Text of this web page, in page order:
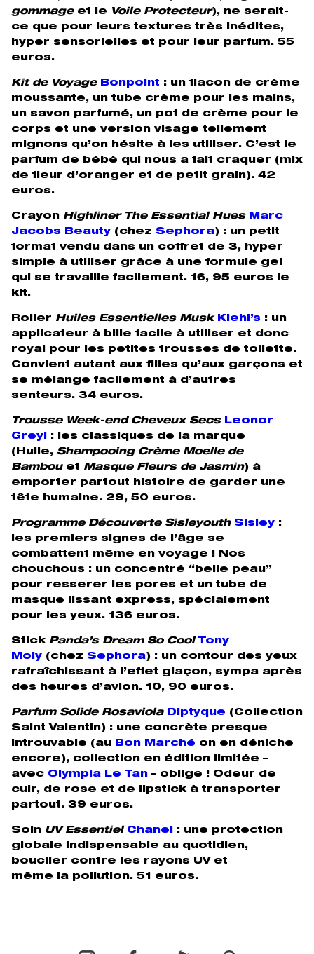
gommageet le Voile Protecteur), ne serait-
ce que pour leurs textures très inédites,
hyper sensorielles et pour leur parfum. 55
euros.
Kit de Voyage Bonpoint : un flacon de crème
moussante, un tube crème pour les mains,
un savon parfumé, un pot de crème pour le
corps et une version visage tellement
mignons qu’on hésite à les utiliser. C’est le
parfum de bébé qui nous a fait craquer (mix
de fleur d’oranger et de petit grain). 42
euros.
Crayon Highliner The Essential Hues Marc
Jacobs Beauty (chez Sephora) : un petit
format vendu dans un coffret de 3, hyper
simple à utiliser grâce à une formule gel
qui se travaille facilement. 16, 95 euros le
kit.
Roller Huiles Essentielles Musk Kiehl’s : un
applicateur à bille facile à utiliser et donc
royal pour les petites trousses de toilette.
Convient autant aux filles qu’aux garçons et
se mélange facilement à d’autres
senteurs. 34 euros.
Trousse Week-end Cheveux SecsLeonor
Greyl : les classiques de la marque
(Huile, Shampooing Crème Moelle de
Bambouet Masque Fleurs de Jasmin) à
emporter partout histoire de garder une
tête humaine. 29, 50 euros.
Programme Découverte Sisleyouth Sisley :
les premiers signes de l’âge se
combattent même en voyage ! Nos
chouchous : un concentré “belle peau”
pour resserer les pores et un tube de
masque lissant express, spécialement
pour les yeux. 136 euros.
Stick Panda’s Dream So Cool Tony
Moly (chez Sephora) : un contour des yeux
rafraîchissant à l’effet glaçon, sympa après
des heures d’avion. 10, 90 euros.
Parfum Solide Rosaviola Diptyque (Collection
Saint Valentin) : une concrète presque
introuvable (au Bon Marché on en déniche
encore), collection en édition limitée –
avec Olympia Le Tan – oblige ! Odeur de
cuir, de rose et de lipstick à transporter
partout. 39 euros.
Soin UV Essentiel Chanel : une protection
globale indispensable au quotidien,
bouclier contre les rayons UV et
même la pollution. 51 euros.